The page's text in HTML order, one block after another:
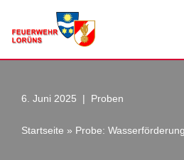
Zum
6. Juni 2025 Proben
Startseite » Probe: